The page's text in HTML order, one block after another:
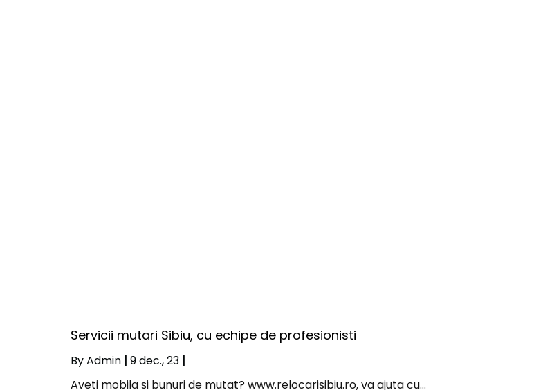
Servicii mutari Sibiu, cu echipe de profesionisti
ByAdmin | 9dec., 23 |
Aveti mobila si bunuri de mutat? www.relocarisibiu.ro, va ajuta cu…